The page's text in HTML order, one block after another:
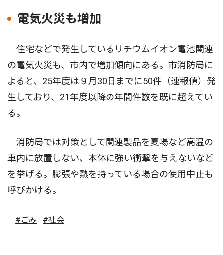
電気火災も増加
住宅などで発生しているリチウムイオン電池関連
の電気火災も、市内で増加傾向にある。市消防局に
よると、25年度は９月30日までに50件（速報値）発
生しており、21年度以降の年間件数を既に超えてい
る。
消防局では対策として関連製品を夏場など高温の
車内に放置しない、本体に強い衝撃を与えないなど
を挙げる。膨張や熱を持っている場合の使用中止も
呼びかける。
#ごみ #社会